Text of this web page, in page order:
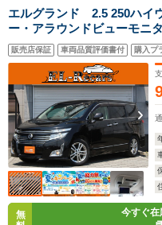
エルグランド 2.5 250ハイ
ー・アラウンドビューモニ
純正ナビ・後席モニター・
マートキー・プッシュスタ
ト・フォグランプ・純正18
販売店保証 車両品質評価書付 購入プ
無
今すぐ在